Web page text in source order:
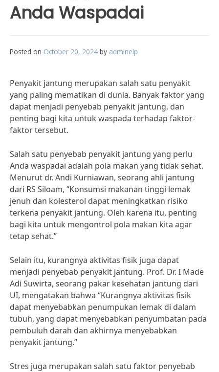
Anda Waspadai
Posted on October 20, 2024 by adminelp
Penyakit jantung merupakan salah satu penyakit
yang paling mematikan di dunia. Banyak faktor yang
dapat menjadi penyebab penyakit jantung, dan
penting bagi kita untuk waspada terhadap faktor-
faktor tersebut.
Salah satu penyebab penyakit jantung yang perlu
Anda waspadai adalah pola makan yang tidak sehat.
Menurut dr. Andi Kurniawan, seorang ahli jantung
dari RS Siloam, “Konsumsi makanan tinggi lemak
jenuh dan kolesterol dapat meningkatkan risiko
terkena penyakit jantung. Oleh karena itu, penting
bagi kita untuk mengontrol pola makan kita agar
tetap sehat.”
Selain itu, kurangnya aktivitas fisik juga dapat
menjadi penyebab penyakit jantung. Prof. Dr. I Made
Adi Suwirta, seorang pakar kesehatan jantung dari
UI, mengatakan bahwa “Kurangnya aktivitas fisik
dapat menyebabkan penumpukan lemak di dalam
tubuh, yang dapat menyebabkan penyumbatan pada
pembuluh darah dan akhirnya menyebabkan
penyakit jantung.”
Stres juga merupakan salah satu faktor penyebab